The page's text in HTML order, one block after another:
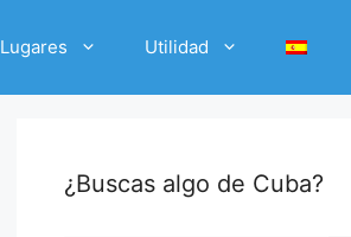
Lugares Utilidad
¿Buscas algo de Cuba?